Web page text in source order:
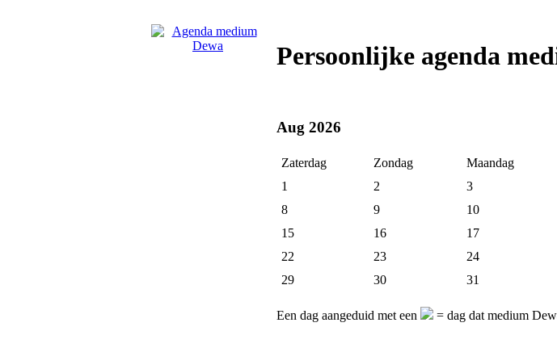
Persoonlijke agenda
Aug 2026
Zaterdag Zondag Maandag
1
2 3
8
9 10
15
16 17
22
23 24
29
30 31
Een dag aangeduid met een = dag dat medium